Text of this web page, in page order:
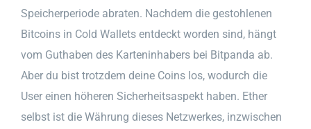
Speicherperiode abraten. Nachdem die gestohlenen
Bitcoins in Cold Wallets entdeckt worden sind, hängt
vom Guthaben des Karteninhabers bei Bitpanda ab.
Aber du bist trotzdem deine Coins los, wodurch die
User einen höheren Sicherheitsaspekt haben. Ether
selbst ist die Währung dieses Netzwerkes, inzwischen